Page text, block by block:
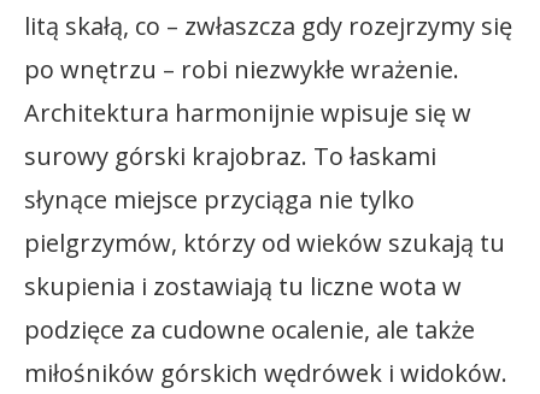
litą skałą, co – zwłaszcza gdy rozejrzymy się
po wnętrzu – robi niezwykłe wrażenie.
Architektura harmonijnie wpisuje się w
surowy górski krajobraz. To łaskami
słynące miejsce przyciąga nie tylko
pielgrzymów, którzy od wieków szukają tu
skupienia i zostawiają tu liczne wota w
podzięce za cudowne ocalenie, ale także
miłośników górskich wędrówek i widoków.